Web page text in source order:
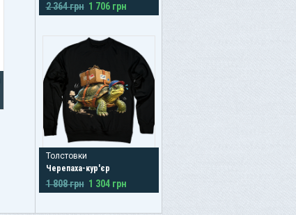
2 364 грн 1 706 грн
Толстовки
Черепаха-кур'єр
1 808 грн 1 304 грн